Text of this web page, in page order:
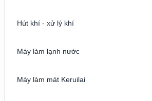
Hút khí - xử lý khí
Máy làm lạnh nước
Máy làm mát Keruilai